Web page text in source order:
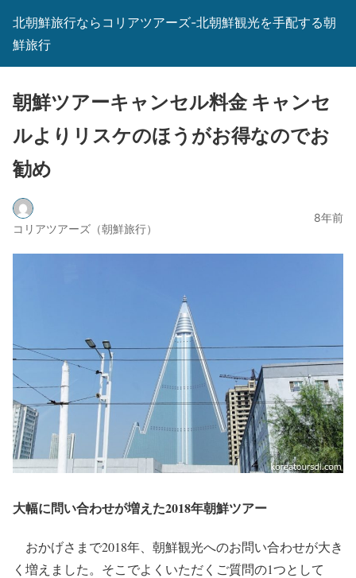
北朝鮮旅行ならコリアツアーズ-北朝鮮観光を手配する朝
鮮旅行
朝鮮ツアーキャンセル料金 キャンセ
ルよりリスケのほうがお得なのでお
勧め
コリアツアーズ（朝鮮旅行）
8年前
大幅に問い合わせが増えた2018年朝鮮ツアー
おかげさまで2018年、朝鮮観光へのお問い合わせが大き
く増えました。そこでよくいただくご質問の1つとして